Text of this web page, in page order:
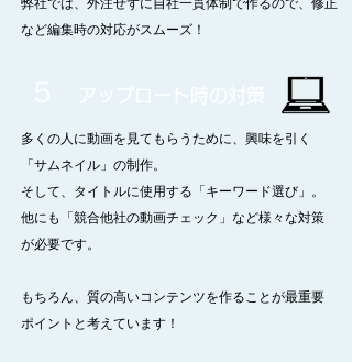
弊社では、外注せずに自社一貫体制で作るので、修正
など編集時の対応がスムーズ！
多くの人に動画を見てもらうために、 興味を引く
「サムネイル」の制作。
そして、タイトルに使用する「キーワード選び」。
他にも「競合他社の動画チェック」など様々な対策
が必要です。
もちろん、質の高いコンテンツを作ることが最重要
ポイント と考えています！